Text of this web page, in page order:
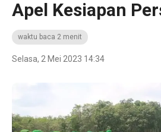
Apel Kesiapan
waktu baca 2 menit
Selasa, 2 Mei 2023 14:34